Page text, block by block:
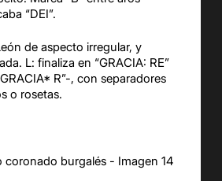
“DEI”.
de aspecto irregular, y
L: finaliza en “GRACIA: RE”
R”-, con separadores
o rosetas.